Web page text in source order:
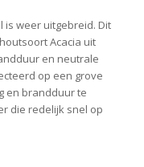
is weer uitgebreid. Dit
Acacia uit
en neutrale
op een grove
en brandduur te
die redelijk snel op